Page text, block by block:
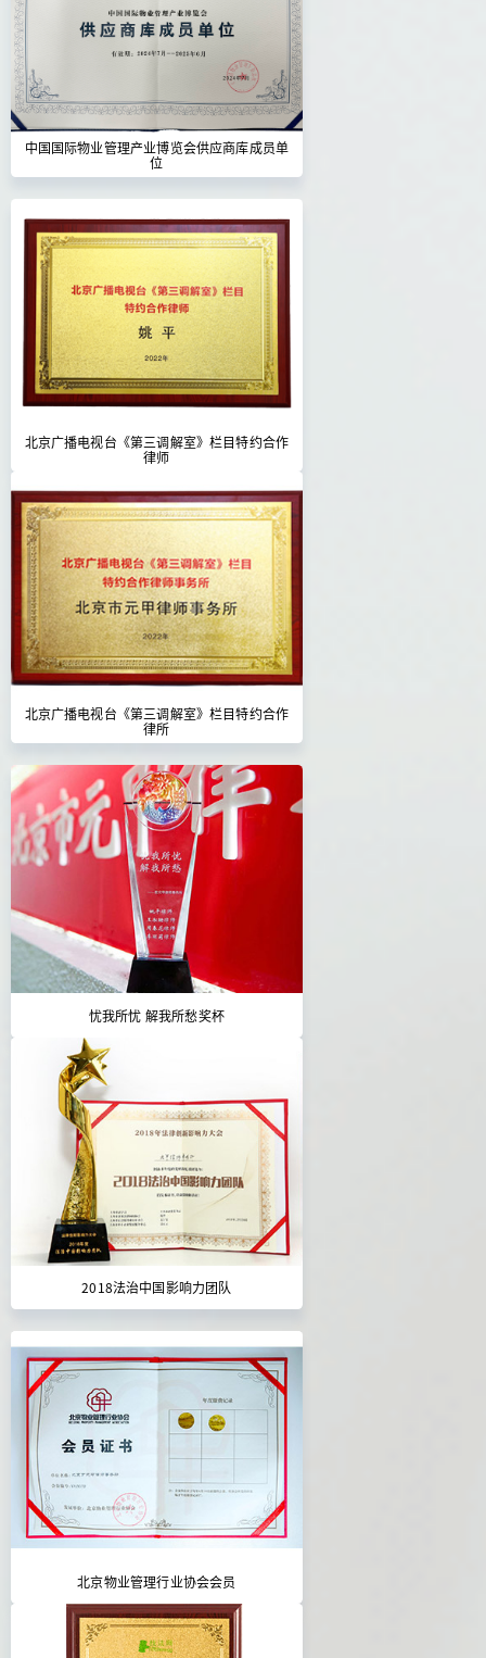
中国国际物业管理产业博览会供应商库成员单
位
北京广播电视台《第三调解室》栏目特约合作
律师
北京广播电视台《第三调解室》栏目特约合作
律所
忧我所忧 解我所愁奖杯
2018法治中国影响力团队
北京物业管理行业协会会员